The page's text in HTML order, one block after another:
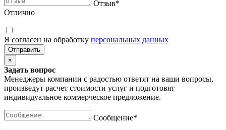
Отзыв*
Отлично
Я согласен на обработку персональных данных
×
Задать вопрос
Менеджеры компании с радостью ответят на ваши вопросы,
произведут расчет стоимости услуг и подготовят
индивидуальное коммерческое предложение.
Сообщение*